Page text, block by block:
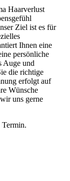
Haarverlust
Ziel ist es für
Ihnen eine
persönliche
Auge und
die richtige
erfolgt auf
Wünsche
uns gerne
Termin.